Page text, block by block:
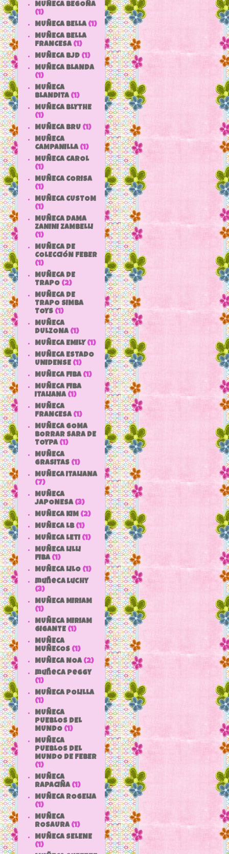
MUÑECA BEGOÑA
(1)
MUÑECA BELLA (1)
MUÑECA BELLA
FRANCESA (1)
MUÑECA BJD (1)
MUÑECA BLANDA
(1)
MUÑECA
BLANDITA (1)
MUÑECA BLYTHE
(1)
MUÑECA BRU (1)
MUÑECA
CAMPANILLA (1)
MUÑECA CAROL
(1)
MUÑECA CORISA
(1)
MUÑECA CUSTOM
(1)
MUÑECA DAMA
ZANINI ZAMBELLI
(1)
MUÑECA DE
COLECCIÓN FEBER
(1)
MUÑECA DE
TRAPO (2)
MUÑECA DE
TRAPO SIMBA
TOYS (1)
MUÑECA
DULZONA (1)
MUÑECA EMILY (1)
MUÑECA ESTADO
UNIDENSE (1)
MUÑECA FIBA (1)
MUÑECA FIBA
ITALIANA (1)
MUÑECA
FRANCESA (1)
MUÑECA GOMA
BORRAR SARA DE
TOYPA (1)
MUÑECA
GRASITAS (1)
MUÑECA ITALIANA
(7)
MUÑECA
JAPONESA (3)
MUÑECA KIM (2)
MUÑECA LB (1)
MUÑECA LETI (1)
MUÑECA LILLI
FIBA (1)
MUÑECA LILO (1)
muñeca luchy
(3)
MUÑECA MIRIAM
(1)
MUÑECA MIRIAM
GIGANTE (1)
MUÑECA
MUÑECOS (1)
MUÑECA NOA (2)
muñeca peggy
(1)
MUÑECA POLILLA
(1)
MUÑECA
PUEBLOS DEL
MUNDO (1)
MUÑECA
PUEBLOS DEL
MUNDO DE FEBER
(1)
MUÑECA
RAPACIÑA (1)
MUÑECA ROGELIA
(1)
MUÑECA
ROSAURA (1)
MUÑECA SELENE
(1)